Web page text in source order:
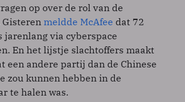
op over de rol van de
Gisteren meldde McAfee dat 72
jarenlang via cyberspace
En het lijstje slachtoffers maakt
een andere partij dan de Chinese
zou kunnen hebben in de
te halen was.